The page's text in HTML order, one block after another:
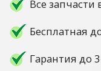
Все запчасти
Бесплатная
Гарантия до